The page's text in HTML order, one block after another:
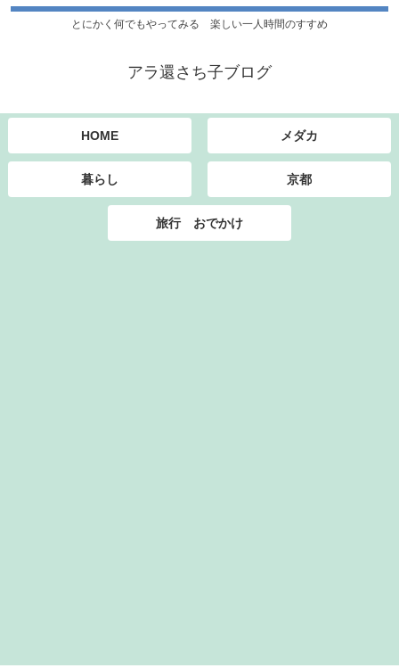
とにかく何でもやってみる 楽しい一人時間のすすめ
アラ還さち子ブログ
HOME メダカ
暮らし 京都
旅行 おでかけ